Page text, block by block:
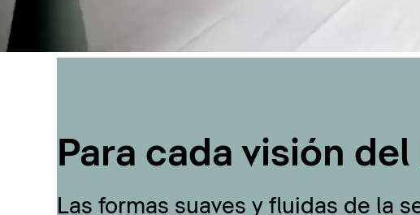
Para cada visión
Las formas suaves y fluidas de la